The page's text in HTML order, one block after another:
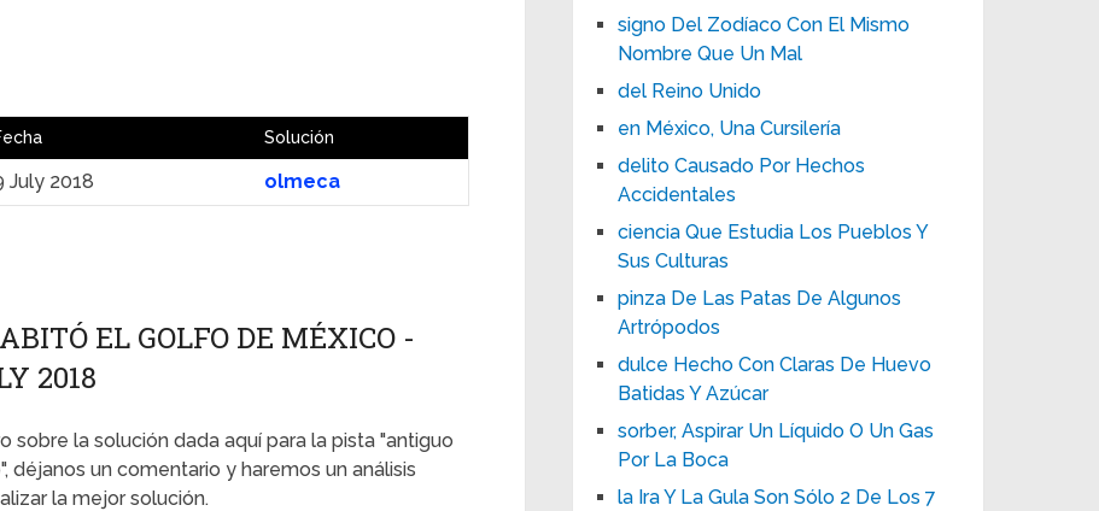
Solución
July 2018 olmeca
EL GOLFO DE MÉXICO -
2018
sobre la solución dada aquí para la pista "antiguo
déjanos un comentario y haremos un análisis
la mejor solución.
signo Del Zodíaco Con El Mismo
Nombre Que Un Mal
del Reino Unido
en México, Una Cursilería
delito Causado Por Hechos
Accidentales
ciencia Que Estudia Los Pueblos Y
Sus Culturas
pinza De Las Patas De Algunos
Artrópodos
dulce Hecho Con Claras De Huevo
Batidas Y Azúcar
sorber, Aspirar Un Líquido O Un Gas
Por La Boca
la Ira Y La Gula Son Sólo 2 De Los 7